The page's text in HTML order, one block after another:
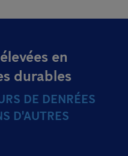
en
durables
DE DENRÉES
D'AUTRES